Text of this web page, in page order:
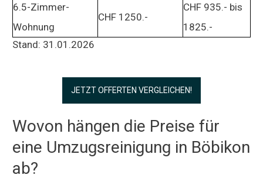
6.5-Zimmer-
Wohnung
CHF 1250.-
CHF 935.- bis
1825.-
Stand: 31.01.2026
JETZT OFFERTEN VERGLEICHEN!
Wovon hängen die Preise für
eine Umzugsreinigung in Böbikon
ab?